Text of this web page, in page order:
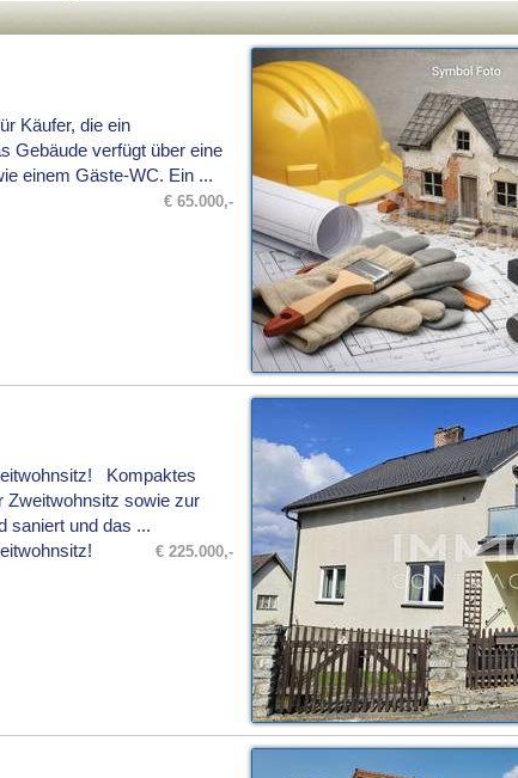
Käufer, die ein
Gebäude verfügt über eine
einem Gäste‑WC. Ein ...
€ 65.000,-
Kompaktes
Zweitwohnsitz sowie zur
saniert und das ...
€ 225.000,-